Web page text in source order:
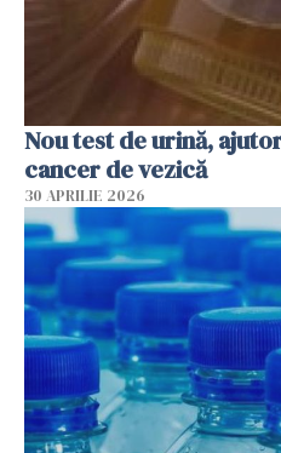
Nou test de urină,
cancer de vezică
30 APRILIE 2026